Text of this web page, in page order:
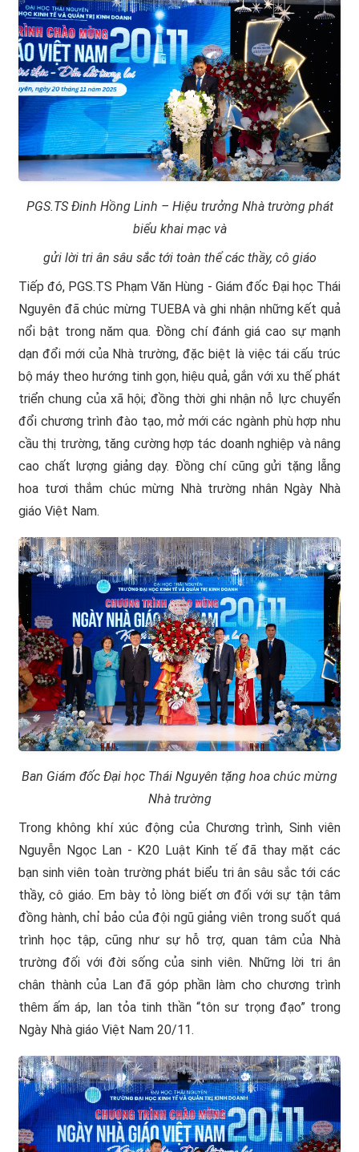
PGS.TS Đinh Hồng Linh – Hiệu trưởng Nhà trường phát
biểu khai mạc và
gửi lời tri ân sâu sắc tới toàn thể các thầy, cô giáo
Tiếp đó, PGS.TS Phạm Văn Hùng - Giám đốc Đại học Thái
Nguyên đã chúc mừng TUEBA và ghi nhận những kết quả
nổi bật trong năm qua. Đồng chí đánh giá cao sự mạnh
dạn đổi mới của Nhà trường, đặc biệt là việc tái cấu trúc
bộ máy theo hướng tinh gọn, hiệu quả, gắn với xu thế phát
triển chung của xã hội; đồng thời ghi nhận nỗ lực chuyển
đổi chương trình đào tạo, mở mới các ngành phù hợp nhu
cầu thị trường, tăng cường hợp tác doanh nghiệp và nâng
cao chất lượng giảng dạy. Đồng chí cũng gửi tặng lẵng
hoa tươi thắm chúc mừng Nhà trường nhân Ngày Nhà
giáo Việt Nam.
Ban Giám đốc Đại học Thái Nguyên tặng hoa chúc mừng
Nhà trường
Trong không khí xúc động của Chương trình, Sinh viên
Nguyễn Ngọc Lan - K20 Luật Kinh tế đã thay mặt các
bạn sinh viên toàn trường phát biểu tri ân sâu sắc tới các
thầy, cô giáo. Em bày tỏ lòng biết ơn đối với sự tận tâm
đồng hành, chỉ bảo của đội ngũ giảng viên trong suốt quá
trình học tập, cũng như sự hỗ trợ, quan tâm của Nhà
trường đối với đời sống của sinh viên. Những lời tri ân
chân thành của Lan đã góp phần làm cho chương trình
thêm ấm áp, lan tỏa tinh thần “tôn sư trọng đạo” trong
Ngày Nhà giáo Việt Nam 20/11.